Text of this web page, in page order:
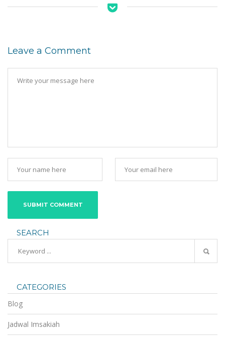
Leave a Comment
SEARCH
CATEGORIES
Blog
Jadwal Imsakiah